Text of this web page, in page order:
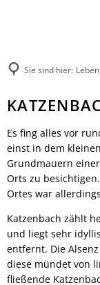
Sie sind hier:
Katzenbach
Es fing alles vor
einst in dem
Grundmauern
Orts zu
Ortes war
Katzenbach zählt
und liegt sehr
entfernt. Die
diese mündet von
fließende